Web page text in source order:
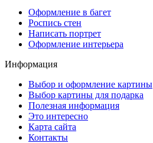
Оформление в багет
Роспись стен
Написать портрет
Оформление интерьера
Информация
Выбор и оформление картины
Выбор картины для подарка
Полезная информация
Это интересно
Карта сайта
Контакты